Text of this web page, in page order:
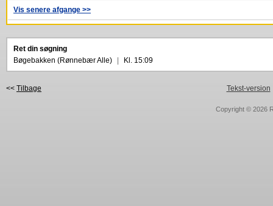
Vis senere afgange >>
Ret din søgning
Bøgebakken (Rønnebær Alle)
Kl. 15:09
<< Tilbage Tekst-version
Copyright © 2026